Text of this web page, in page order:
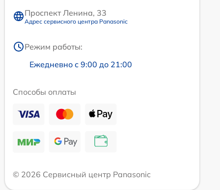
Проспект Ленина, 33
Адрес сервисного центра Panasonic
Режим работы:
Ежедневно с 9:00 до 21:00
Способы оплаты
© 2026 Сервисный центр Panasonic